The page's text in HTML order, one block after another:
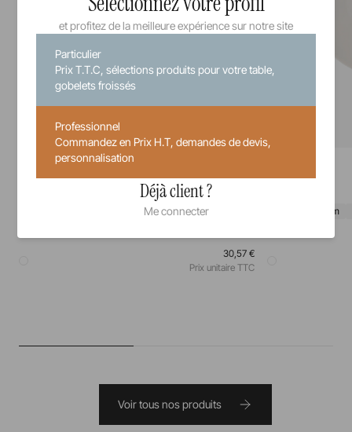
Madeleine
Assiette Coupe Fond Plat
30,57 €
Prix unitaire TTC
Assiette
28 cm
Voir tous nos produits
et profitez de la meilleure expérience sur notre site
Particulier
Prix T.T.C, sélections produits pour votre table,
gobelets froissés
Professionnel
Commandez en Prix H.T, demandes de devis,
personnalisation
Déjà client ?
Me connecter